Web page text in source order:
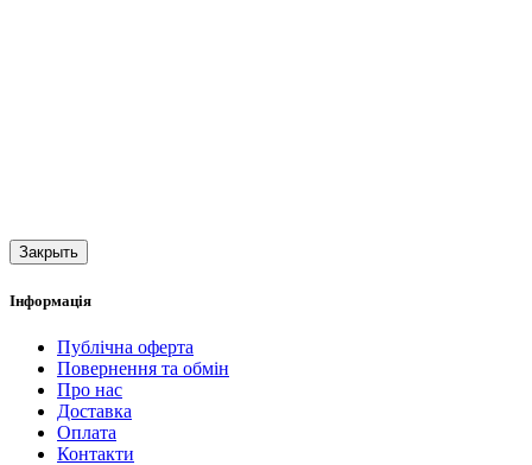
Закрыть
Інформація
Публічна оферта
Повернення та обмін
Про нас
Доставка
Оплата
Контакти